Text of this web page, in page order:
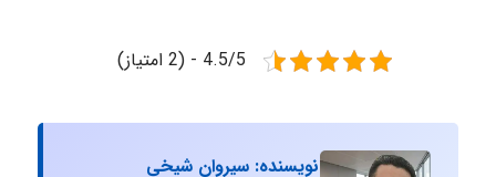
4.5/5 - (2 امتیاز)
نویسنده: سیروان شیخی